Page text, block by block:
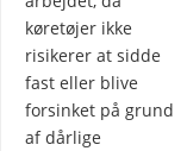
køretøjer ikke
risikerer at sidde
fast eller blive
forsinket på grund
af dårlige